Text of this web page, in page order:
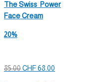
The Swiss Power
Face Cream
20%
85.00CHF 68.00